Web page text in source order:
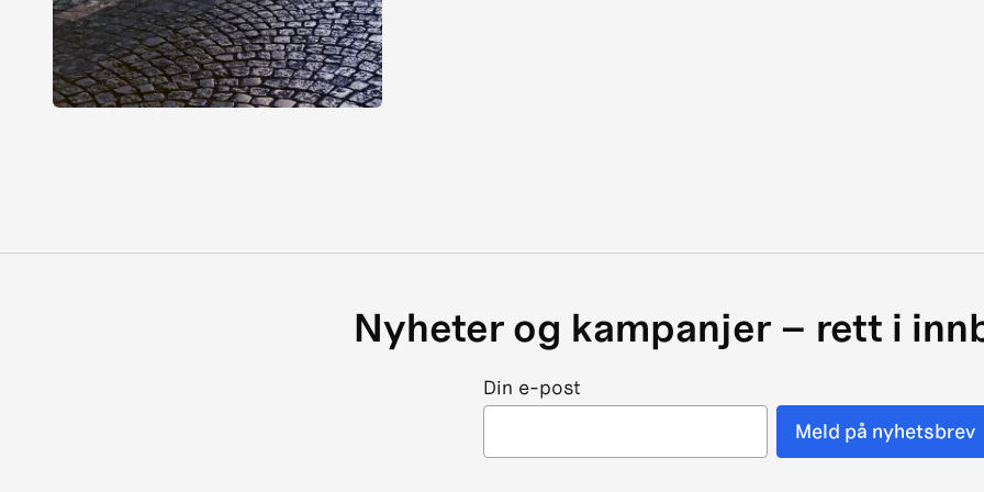
Nyheter og kampanjer – rett i
Din e-post
Meld på nyhetsbrev